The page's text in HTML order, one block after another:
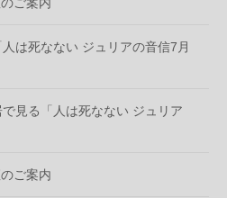
人は死なない ジュリアの音信7月
見る「人は死なない ジュリア
ご案内